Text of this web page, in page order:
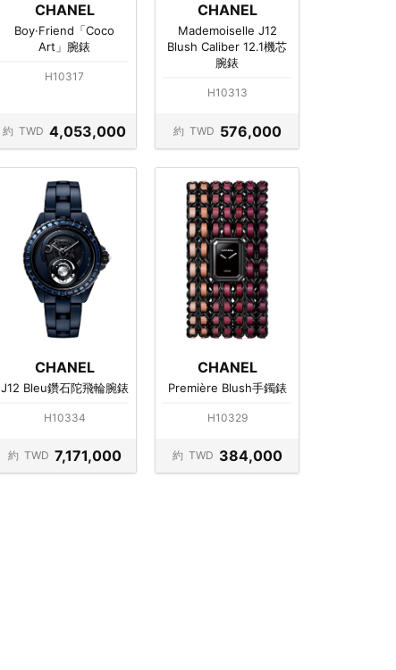
CHANEL
Boy·Friend「Coco
Art」腕錶
H10317
約 TWD 4,053,000
CHANEL
Mademoiselle J12
Blush Caliber 12.1機芯
腕錶
H10313
約 TWD 576,000
CHANEL
J12 Bleu鑽石陀飛輪腕錶
H10334
約 TWD 7,171,000
CHANEL
Première Blush手鐲錶
H10329
約 TWD 384,000